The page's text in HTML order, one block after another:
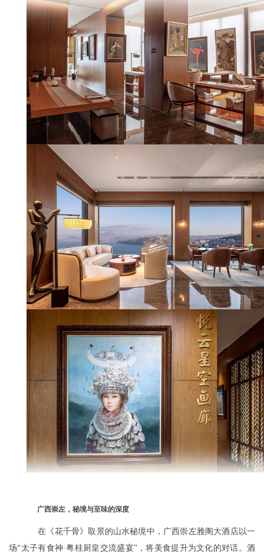
广西崇左，秘境与至味的深度
在《花千骨》取景的山水秘境中，广西崇左雅阁大酒店以一
场“太子有食神·粤桂厨皇交流盛宴”，将美食提升为文化的对话。酒